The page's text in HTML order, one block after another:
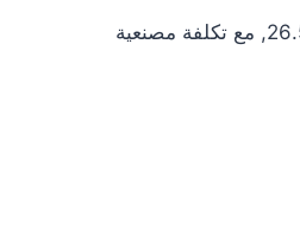
سعر الذهب عيار 6 اليوم يبلغ $23.44 للشراء الخام و$24.14 للبيع الخام. أما مع إضافة المصنعية، فيرتفع سعر الشراء إلى $25.78 وسعر البيع إلى $26.56, مع تكلفة مصنعية